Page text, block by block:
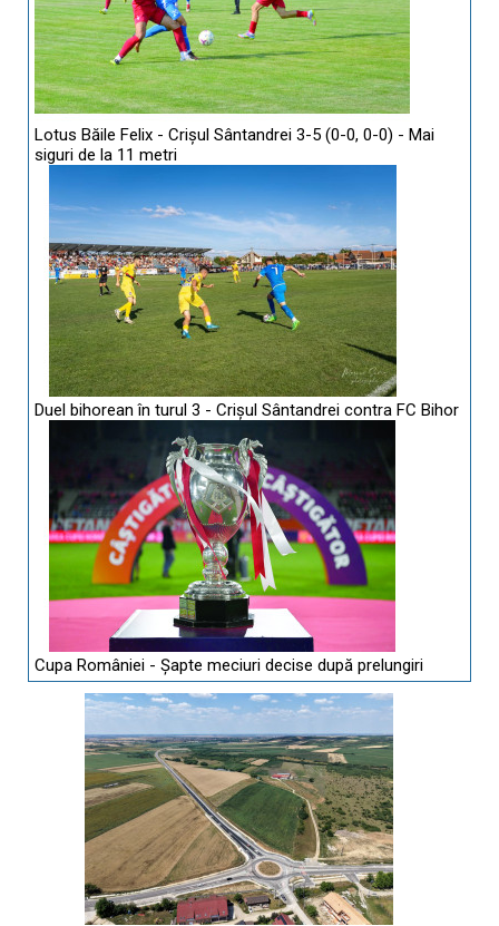
Lotus Băile Felix - Crișul Sântandrei 3-5 (0-0, 0-0) - Mai
siguri de la 11 metri
Duel bihorean în turul 3 - Crișul Sântandrei contra FC Bihor
Cupa României - Șapte meciuri decise după prelungiri